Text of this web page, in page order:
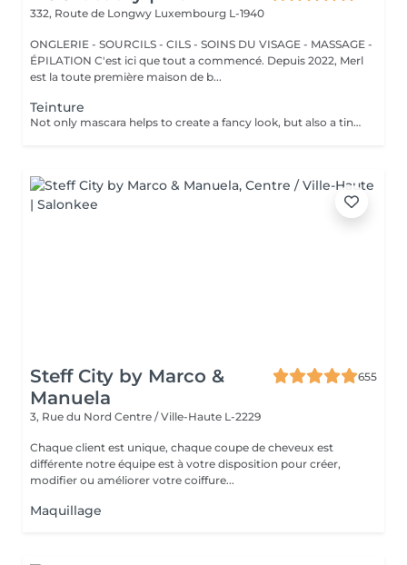
332, Route de Longwy Luxembourg L-1940
ONGLERIE - SOURCILS - CILS - SOINS DU VISAGE - MASSAGE -
ÉPILATION C'est ici que tout a commencé. Depuis 2022, Merl
est la toute première maison de b...
Teinture
Not only mascara helps to create a fancy look, but also a tinting of your lashes! How is the lashes tinting done? - lashes are washed - eye cream is applied - the tape and patches are applied - tinting - the tape and patches are removed Age restrictions: recommended to do from 14 years. Post procedure recommendations: do not wet eyelashes 24 hours after the procedure. Frequency: once in 2-3 weeks.
Steff City by Marco &
Manuela
655
3, Rue du Nord Centre / Ville-Haute L-2229
Chaque client est unique, chaque coupe de cheveux est
différente notre équipe est à votre disposition pour créer,
modifier ou améliorer votre coiffure...
Maquillage